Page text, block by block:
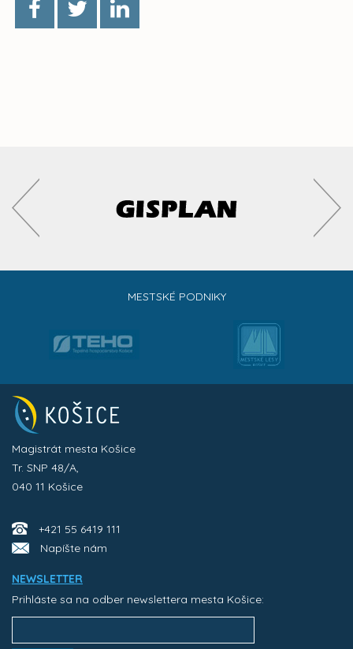
MESTSKÉ PODNIKY
Magistrát mesta Košice
Tr. SNP 48/A,
040 11 Košice
+421 55 6419 111
Napíšte nám
NEWSLETTER
Prihláste sa na odber newslettera mesta Košice: